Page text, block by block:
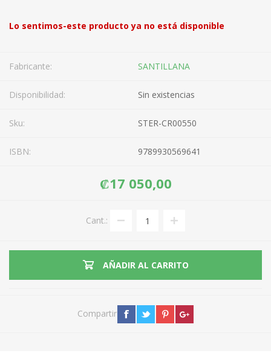
Lo sentimos-este producto ya no está disponible
Fabricante: SANTILLANA
Disponibilidad: Sin existencias
Sku: STER-CR00550
ISBN: 9789930569641
₡17 050,00
Cant.:
AÑADIR AL CARRITO
Compartir